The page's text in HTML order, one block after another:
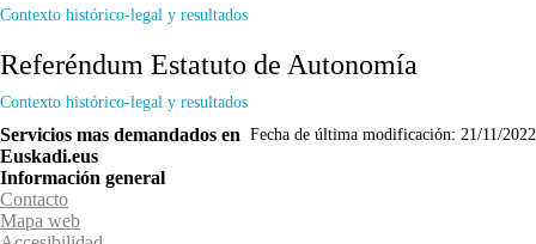
Contexto histórico-legal y resultados
Referéndum Estatuto de Autonomía
Contexto histórico-legal y resultados
Fecha de última modificación: 21/11/2022
Servicios mas demandados en
Euskadi.eus
Información general
Contacto
Mapa web